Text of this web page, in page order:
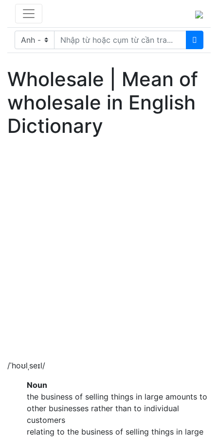
Wholesale | Mean of
wholesale in English
Dictionary
/ˈhoʊlˌseɪl/
Noun
the business of selling things in large amounts to
other businesses rather than to individual
customers
relating to the business of selling things in large